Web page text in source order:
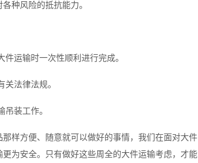
种风险的抵抗能力。
运输时一次性顺利进行完成。
法律法规。
装工作。
样方便、随意就可以做好的事情，我们在面对大件
为安全。只有做好这些周全的大件运输考虑，才能